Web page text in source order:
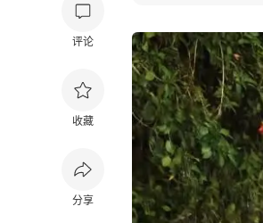
评论
收藏
分享